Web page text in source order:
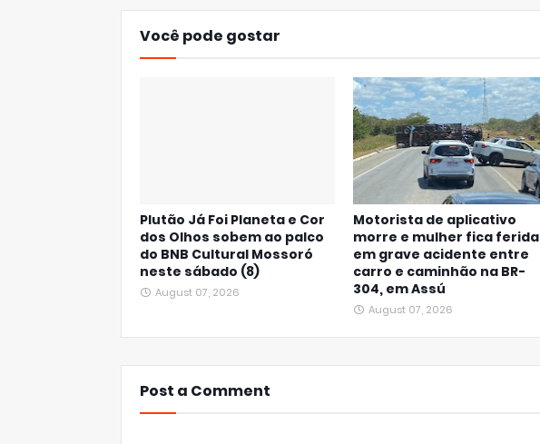
Você pode gostar
Plutão Já Foi Planeta e Cor
dos Olhos sobem ao palco
do BNB Cultural Mossoró
neste sábado (8)
August 07, 2026
Motorista de aplicativo
morre e mulher fica ferida
em grave acidente entre
carro e caminhão na BR-
304, em Assú
August 07, 2026
Post a Comment